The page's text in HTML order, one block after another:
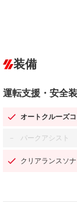
装備
運転支援・安全
オートクルーズ
－ パークアシスト
クリアランスソ